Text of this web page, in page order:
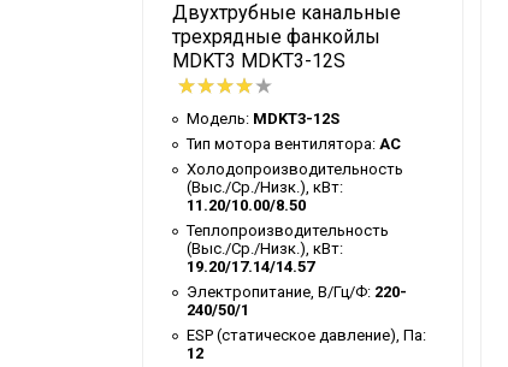
Двухтрубные канальные
трехрядные фанкойлы
MDKT3 MDKT3-12S
Модель: MDKT3-12S
Тип мотора вентилятора: AC
Холодопроизводительность
(Выс./Ср./Низк.), кВт:
11.20/10.00/8.50
Теплопроизводительность
(Выс./Ср./Низк.), кВт:
19.20/17.14/14.57
Электропитание, В/Гц/Ф: 220-
240/50/1
ESP (статическое давление), Па:
12